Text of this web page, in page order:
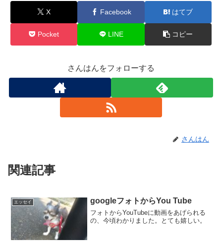
X Facebook はてブ
Pocket LINE コピー
さんはんをフォローする
さんはん
関連記事
エッセイ googleフォトからYou Tube
フォトからYouTubeに動画をあげられる
の、今頃わかりました。とても嬉しい。